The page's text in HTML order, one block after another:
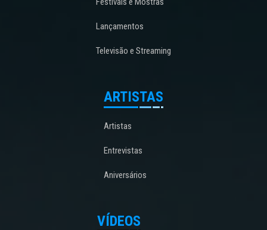
Lançamentos
Televisão e Streaming
ARTISTAS
Artistas
Entrevistas
Aniversários
VÍDEOS